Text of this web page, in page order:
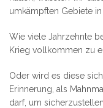
umkämpften Gebiete in
Wie viele Jahrzehnte
Krieg vollkommen zu
Oder wird es diese
Erinnerung, als
darf, um